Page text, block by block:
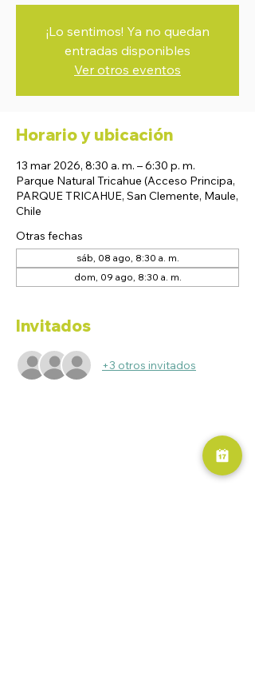
¡Lo sentimos! Ya no quedan
entradas disponibles
Ver otros eventos
Horario y ubicación
13 mar 2026, 8:30 a. m. – 6:30 p. m.
Parque Natural Tricahue (Acceso Principa,
PARQUE TRICAHUE, San Clemente, Maule,
Chile
Otras fechas
sáb, 08 ago, 8:30 a. m.
dom, 09 ago, 8:30 a. m.
Invitados
+3 otros invitados